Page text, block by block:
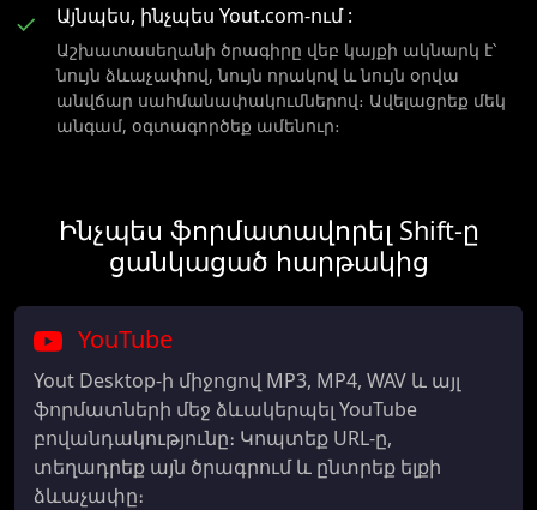
✓ Այնպես, ինչպես Yout.com-ում :
Աշխատասեղանի ծրագիրը վեբ կայքի ակնարկ է՝
նույն ձևաչափով, նույն որակով և նույն օրվա
անվճար սահմանափակումներով։ Ավելացրեք մեկ
անգամ, օգտագործեք ամենուր։
Ինչպես ֆորմատավորել Shift-ը
ցանկացած հարթակից
YouTube
Yout Desktop-ի միջոցով MP3, MP4, WAV և այլ
ֆորմատների մեջ ձևակերպել YouTube
բովանդակությունը։ Կոպտեք URL-ը,
տեղադրեք այն ծրագրում և ընտրեք ելքի
ձևաչափը։